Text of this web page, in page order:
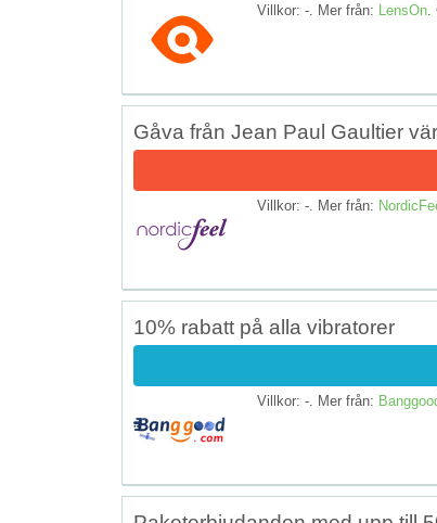
Villkor: -. Mer från: LensOn
Gåva från Jean Paul Gaultier
Villkor: -. Mer från:
10% rabatt på alla vibratorer
Villkor: -. Mer från: